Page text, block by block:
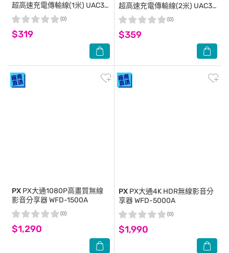
超高速充電傳輸線(1米) UAC3-
1B
$319
(0)
超高速充電傳輸線(2米) UAC3-
2B
$359
(0)
PX PX大通1080P高畫質無線
影音分享器 WFD-1500A
$1,290
(0)
PX PX大通4K HDR無線影音分
享器 WFD-5000A
$1,990
(0)